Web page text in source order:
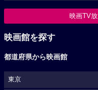
映画TV
映画館を探す
都道府県から映画館
東京